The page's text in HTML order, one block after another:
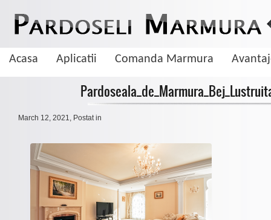
Acasa Aplicatii Comanda Marmura
March 12, 2021, Postat in